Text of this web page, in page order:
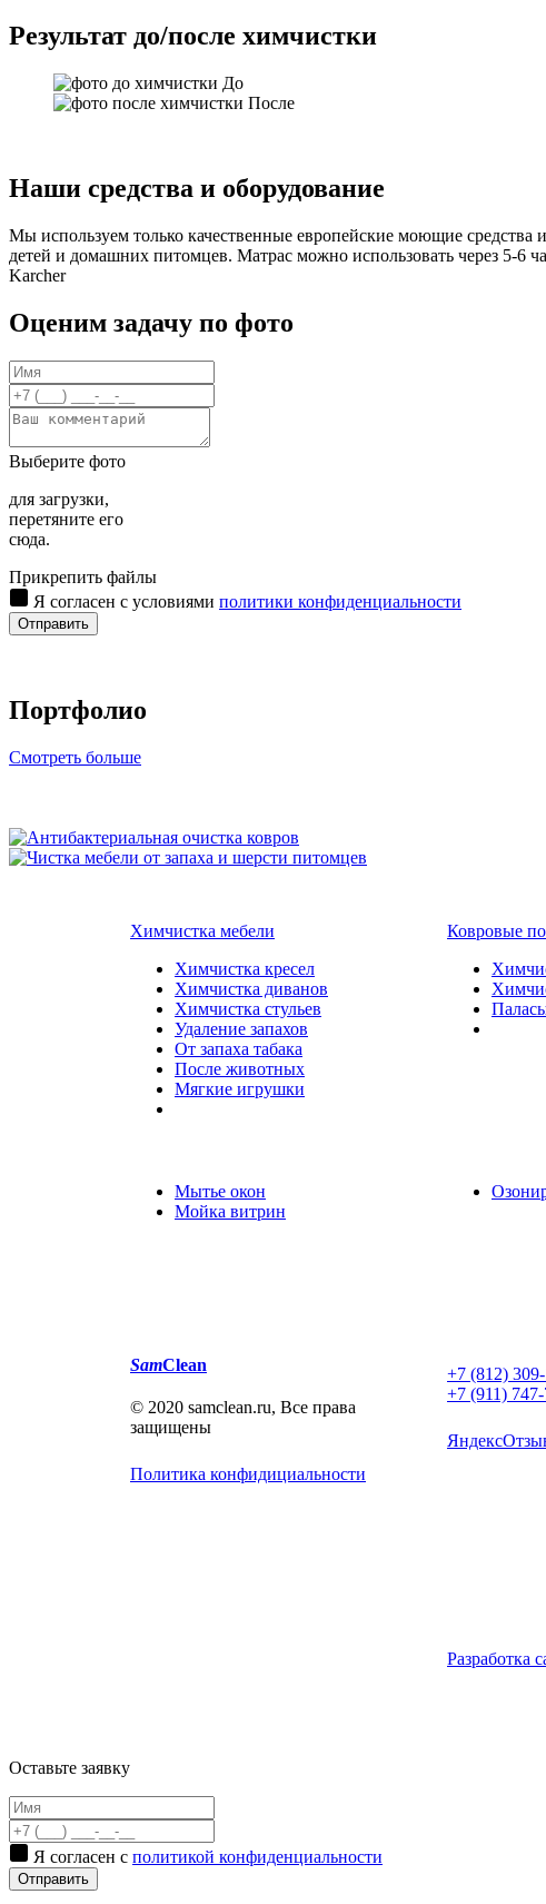
Результат до/после химчистки
До
После
Наши средства и оборудование
Мы используем только качественные европейские моющие
детей и домашних питомцев. Матрас можно использовать через 5-6
Karcher
Оценим задачу по фото
Выберите фото
для загрузки,
перетяните его
сюда.
Прикрепить файлы
Я согласен с условиями политики конфиденциальности
Отправить
Портфолио
Смотреть больше
Химчистка мебели
Химчистка кресел
Химчистка диванов
Химчистка стульев
Удаление запахов
От запаха табака
После животных
Мягкие игрушки
Ковровые
Мытье окон
Мойка витрин
SamClean
© 2020 samclean.ru, Все права
защищены
Политика конфидициальности
+7 (812) 309-
+7 (911)
Яндекс
Разработка
Оставьте заявку
Я согласен с политикой конфиденциальности
Отправить